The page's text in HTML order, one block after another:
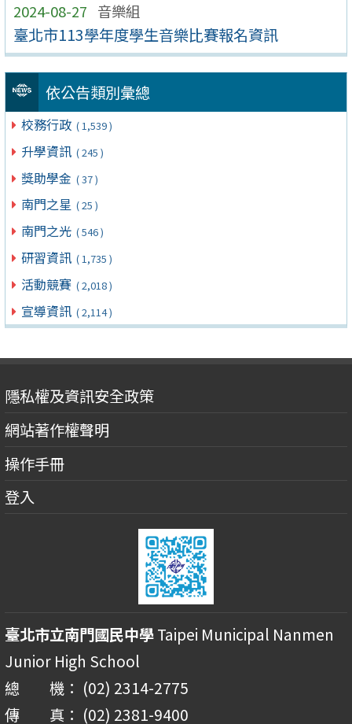
2024-08-27 音樂組
臺北市113學年度學生音樂比賽報名資訊
依公告類別彙總
校務行政 ( 1,539 )
升學資訊 ( 245 )
獎助學金 ( 37 )
南門之星 ( 25 )
南門之光 ( 546 )
研習資訊 ( 1,735 )
活動競賽 ( 2,018 )
宣導資訊 ( 2,114 )
隱私權及資訊安全政策
網站著作權聲明
操作手冊
登入
臺北市立南門國民中學Taipei Municipal Nanmen
Junior High School
總 機： (02) 2314-2775
傳 真： (02) 2381-9400